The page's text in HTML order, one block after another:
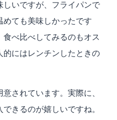
しいですが、フライパンで
ても美味しかったです
べ比べしてみるのもオス
的にはレンチンしたときの
されています。実際に、
きるのが嬉しいですね。